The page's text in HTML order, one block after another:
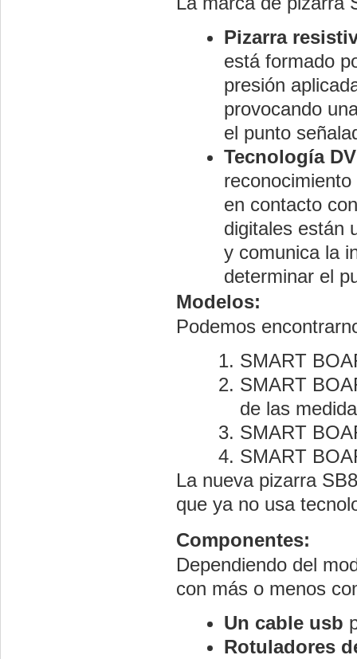
Pizarra
está formado
presión
provocando
el punto
Tecnología
en contacto
digitales están
y comunica la
determinar el
Modelos:
Podemos
SMART
SMART
de las
SMART
SMART
La nueva pizarra
que ya no usa
Componentes:
Dependiendo del
con más o menos
Un cable usb
Rotuladores